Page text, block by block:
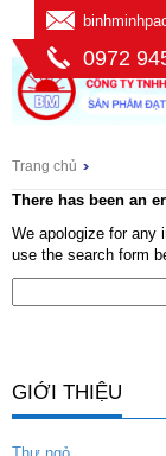
0972
Trang chủ
There has been an
We apologize for any
use the search form
GIỚI THIỆU